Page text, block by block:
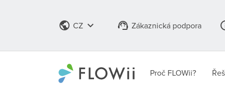
public CZ keyboard_arrow_down support_agent Zákaznická podpora
Proč FLOWii?